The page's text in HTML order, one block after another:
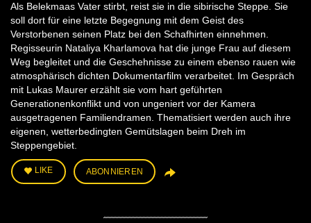
Als Belekmaas Vater stirbt, reist sie in die sibirische Steppe. Sie
soll dort für eine letzte Begegnung mit dem Geist des
Verstorbenen seinen Platz bei den Schafhirten einnehmen.
Regisseurin Nataliya Kharlamova hat die junge Frau auf diesem
Weg begleitet und die Geschehnisse zu einem ebenso rauen wie
atmosphärisch dichten Dokumentarfilm verarbeitet. Im Gespräch
mit Lukas Maurer erzählt sie vom hart geführten
Generationenkonflikt und von ungeniert vor der Kamera
ausgetragenen Familiendramen. Thematisiert werden auch ihre
eigenen, wetterbedingten Gemütslagen beim Dreh im
Steppengebiet.
LIKE ABONNIEREN